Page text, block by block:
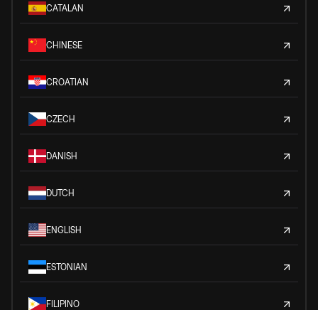
CATALAN
CHINESE
CROATIAN
CZECH
DANISH
DUTCH
ENGLISH
ESTONIAN
FILIPINO